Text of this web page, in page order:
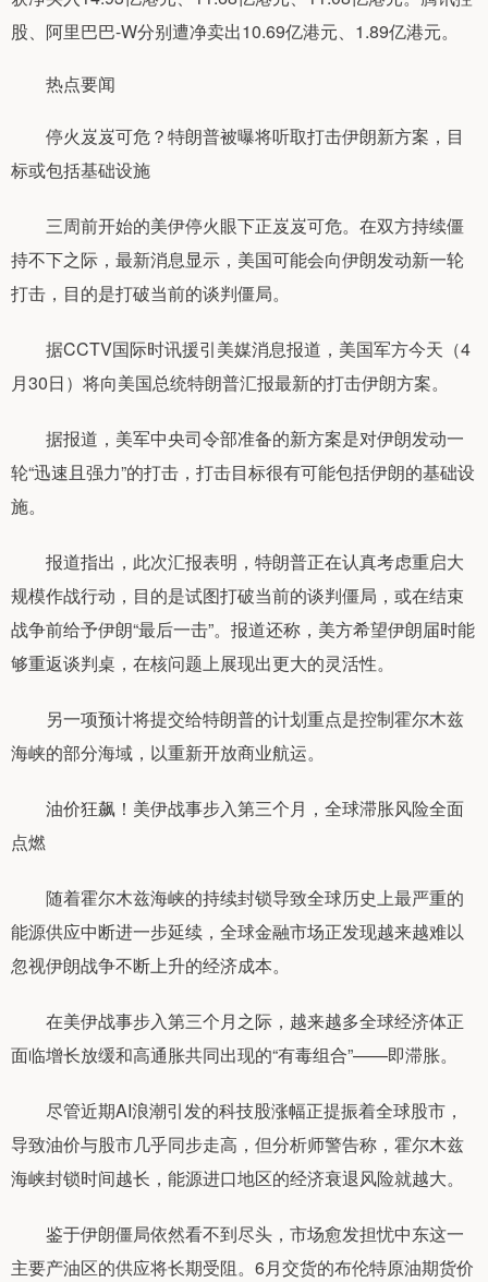
股、阿里巴巴-W分别遭净卖出10.69亿港元、1.89亿港元。
热点要闻
停火岌岌可危？特朗普被曝将听取打击伊朗新方案，目
标或包括基础设施
三周前开始的美伊停火眼下正岌岌可危。在双方持续僵
持不下之际，最新消息显示，美国可能会向伊朗发动新一轮
打击，目的是打破当前的谈判僵局。
据CCTV国际时讯援引美媒消息报道，美国军方今天（4
月30日）将向美国总统特朗普汇报最新的打击伊朗方案。
据报道，美军中央司令部准备的新方案是对伊朗发动一
轮“迅速且强力”的打击，打击目标很有可能包括伊朗的基础设
施。
报道指出，此次汇报表明，特朗普正在认真考虑重启大
规模作战行动，目的是试图打破当前的谈判僵局，或在结束
战争前给予伊朗“最后一击”。报道还称，美方希望伊朗届时能
够重返谈判桌，在核问题上展现出更大的灵活性。
另一项预计将提交给特朗普的计划重点是控制霍尔木兹
海峡的部分海域，以重新开放商业航运。
油价狂飙！美伊战事步入第三个月，全球滞胀风险全面
点燃
随着霍尔木兹海峡的持续封锁导致全球历史上最严重的
能源供应中断进一步延续，全球金融市场正发现越来越难以
忽视伊朗战争不断上升的经济成本。
在美伊战事步入第三个月之际，越来越多全球经济体正
面临增长放缓和高通胀共同出现的“有毒组合”——即滞胀。
尽管近期AI浪潮引发的科技股涨幅正提振着全球股市，
导致油价与股市几乎同步走高，但分析师警告称，霍尔木兹
海峡封锁时间越长，能源进口地区的经济衰退风险就越大。
鉴于伊朗僵局依然看不到尽头，市场愈发担忧中东这一
主要产油区的供应将长期受阻。6月交货的布伦特原油期货价